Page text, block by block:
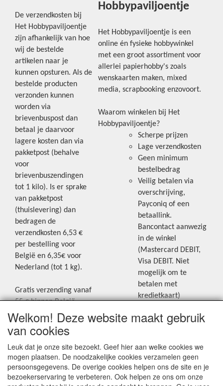
De verzendkosten bij
Het Hobbypaviljoentje
zijn afhankelijk van hoe
wij de bestelde
artikelen naar je
kunnen opsturen. Als de
bestelde producten
verzonden kunnen
worden via
brievenbuspost dan
betaal je daarvoor
lagere kosten dan via
pakketpost (behalve
voor
brievenbuszendingen
tot 1 kilo). Is er sprake
van pakketpost
(thuislevering) dan
bedragen de
verzendkosten 6,53 €
per bestelling voor
België en 6,35€ voor
Nederland (tot 1 kg).
Gratis verzending vanaf
55 € binnen België.
Gratis verzending vanaf
65 € naar Nederland.
Levering andere
landen: geen gratis
verzending, portkosten
worden aangerekend.
Hobbypaviljoentje
Het Hobbypaviljoentje is een
online én fysieke hobbywinkel
met een groot assortiment voor
allerlei papierhobby's zoals
wenskaarten maken, mixed
media, scrapbooking enzovoort.
Waarom winkelen bij Het
Hobbypaviljoentje?
Scherpe prijzen
Lage verzendkosten
Geen minimum
bestelbedrag
Veilig betalen via
overschrijving,
Payconiq of een
betaallink.
Bancontact aanwezig
in de winkel
(Mastercard DEBIT,
Visa DEBIT. Niet
mogelijk om te
betalen met
kredietkaart)
Blijf op de hoogte van de laatste
onze Facebookpagina.
Welkom! Deze website maakt gebruik
van cookies
Leuk dat je onze site bezoekt. Geef hier aan welke cookies we
mogen plaatsen. De noodzakelijke cookies verzamelen geen
persoonsgegevens. De overige cookies helpen ons de site en je
bezoekerservaring te verbeteren. Ook helpen ze ons om onze